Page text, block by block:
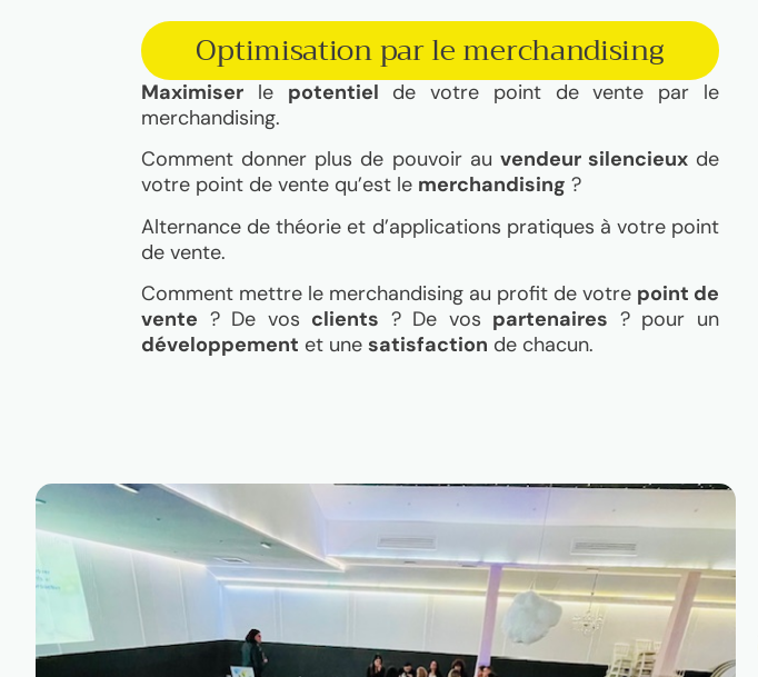
Optimisation par le merchandising
Maximiser le potentiel de votre point de vente par le
merchandising.
Comment donner plus de pouvoir au vendeur silencieuxde
votre point de vente qu’est le merchandising ?
Alternance de théorie et d’applications pratiques à votre point
de vente.
Comment mettre le merchandising au profit de votre point de
vente ? De vos clients ? De vos partenaires ? pour un
développement et une satisfaction de chacun.